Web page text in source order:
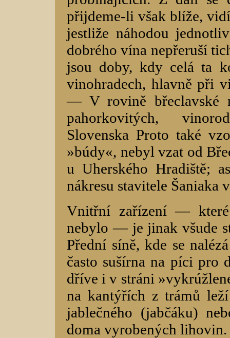
přijdeme-li však blíže,
jestliže náhodou
dobrého vína nepřeruší
jsou doby, kdy celá ta
vinohradech, hlavně při
— V rovině břeclavské
pahorkovitých,
Slovenska Proto také
»búdy«, nebyl vzat od
u Uherského Hradiště;
nákresu stavitele Šaniaka
Vnitřní zařízení — které
nebylo — je jinak všude
Přední síně, kde se
často sušírna na píci pro
dříve i v stráni
na kantýřích z trámů
jablečného (jabčáku)
doma vyrobených lihovin.